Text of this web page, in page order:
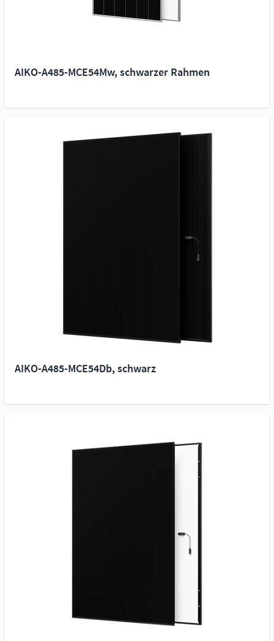
AIKO-A485-MCE54Mw, schwarzer Rahmen
AIKO-A485-MCE54Db, schwarz